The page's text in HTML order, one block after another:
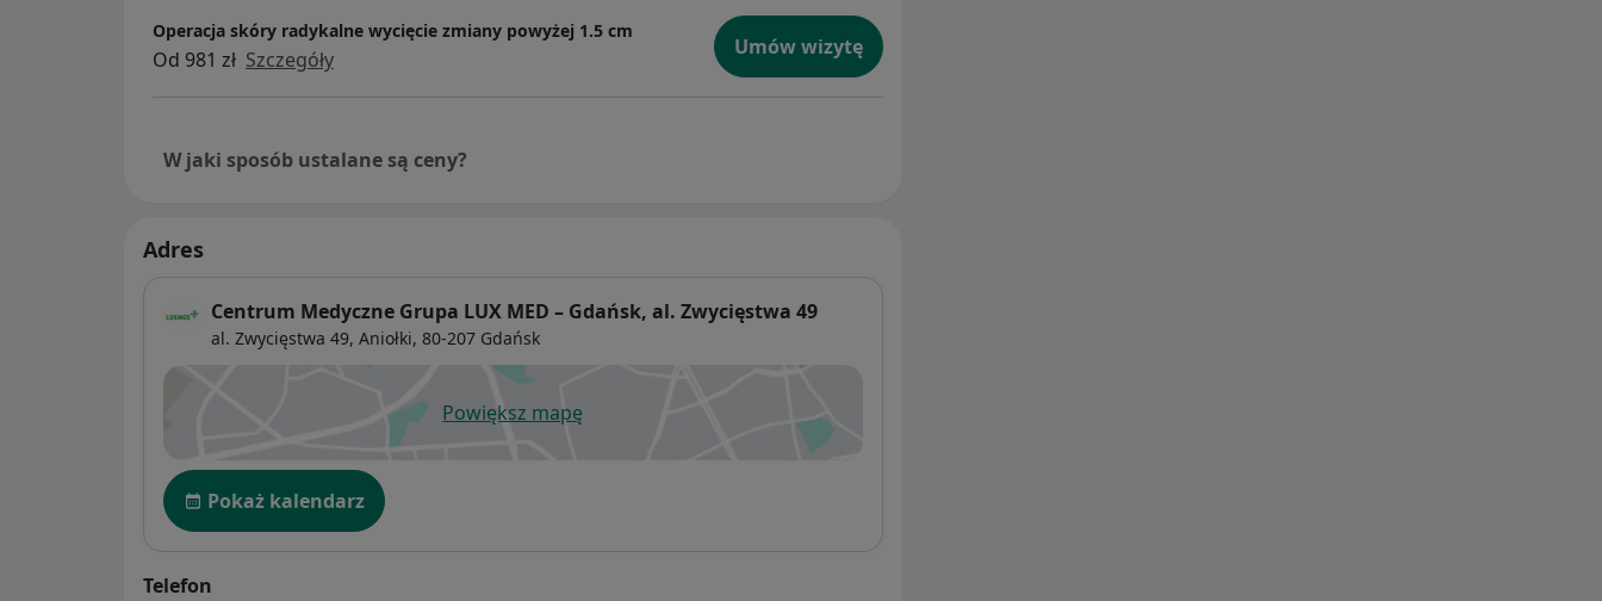
Operacja skóry radykalne wycięcie zmiany powyżej 1.5 cm
Od 981 zł Szczegóły Umów wizytę
W jaki sposób ustalane są ceny?
Adres
Centrum Medyczne Grupa LUX MED – Gdańsk, al. Zwycięstwa 49
al. Zwycięstwa 49, Aniołki, 80-207 Gdańsk
Powiększ mapęotwiera się w nowej karcie
Dostępność
Pokaż kalendarz
Telefon